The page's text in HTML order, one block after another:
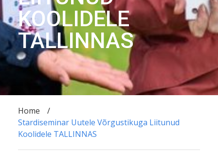
KOOLIDELE
TALLINNAS
Home
Stardiseminar Uutele Võrgustikuga Liitunud
Koolidele TALLINNAS